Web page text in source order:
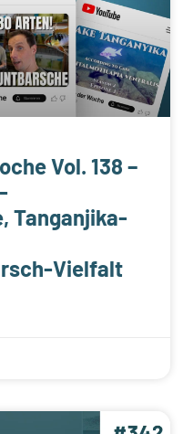
Vol. 138 –
Tanganjika-
Vielfalt